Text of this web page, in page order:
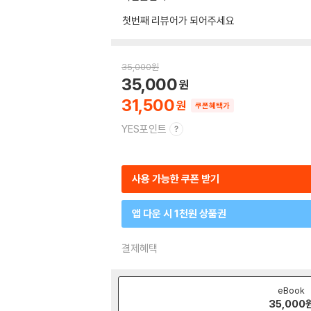
첫번째 리뷰어가 되어주세요
35,000원
31,500
35,000
쿠폰혜택가
YES포인트
사용 가능한 쿠폰 받기
앱 다운 시 1천원 상품권
결제혜택
eBook
35,000